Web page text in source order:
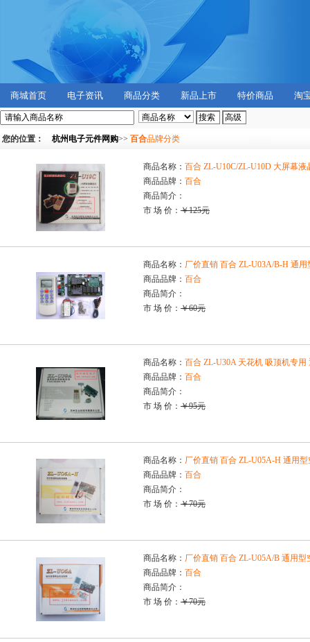
商城首页 电子资讯 商品分类 新品上市 特价商品 淘
您的位置： 杭州电子元件网购>> 百合品牌分类
商品名称： 百合 ZL-U10C/ZL-U10D 大屏幕
商品品牌： 百合
商品简介：
市 场 价： ￥125元
商品名称： 厂价直销 百合 ZL-U03A/B-H 通
商品品牌： 百合
商品简介：
市 场 价： ￥60元
商品名称： 百合 ZL-U30A 天花机 吸顶机专
商品品牌： 百合
商品简介：
市 场 价： ￥95元
商品名称： 厂价直销 百合 ZL-U05A-H 通用
商品品牌： 百合
商品简介：
市 场 价： ￥70元
商品名称： 厂价直销 百合 ZL-U05A/B 通用
商品品牌： 百合
商品简介：
市 场 价： ￥70元